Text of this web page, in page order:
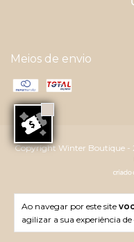
Ao navegar por este site
agilizar a sua experiência
Meios de envio
Copyright Winter Boutique -